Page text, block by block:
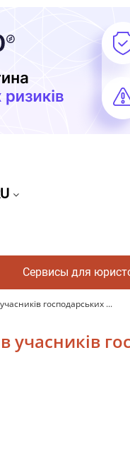
Сервисы для
господарських ...
учасників